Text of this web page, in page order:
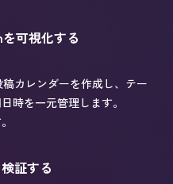
可視化する
カレンダーを作成し、テー
時を一元管理します。
証する